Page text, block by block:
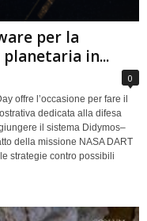
per la
in...
0
offre l’occasione per fare il
dedicata alla difesa
il sistema Didymos–
della missione NASA DART
strategie contro possibili